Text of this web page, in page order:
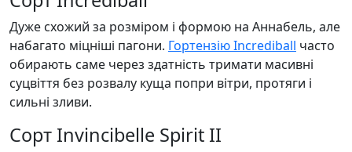
Дуже схожий за розміром і формою на Аннабель, але
набагато міцніші пагони. Гортензію Incrediball часто
обирають саме через здатність тримати масивні
суцвіття без розвалу куща попри вітри, протяги і
сильні зливи.
Сорт Invincibelle Spirit II